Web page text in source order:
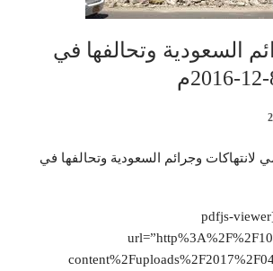
السعودية وتحالفها في
لانتهاكات وجرائم السعودية وتحالفها في
لعرض التقرير كاملا:-[pdfjs-viewer